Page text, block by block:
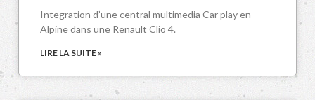
Integration d’une central multimedia Car play en
Alpine dans une Renault Clio 4.
LIRE LA SUITE »